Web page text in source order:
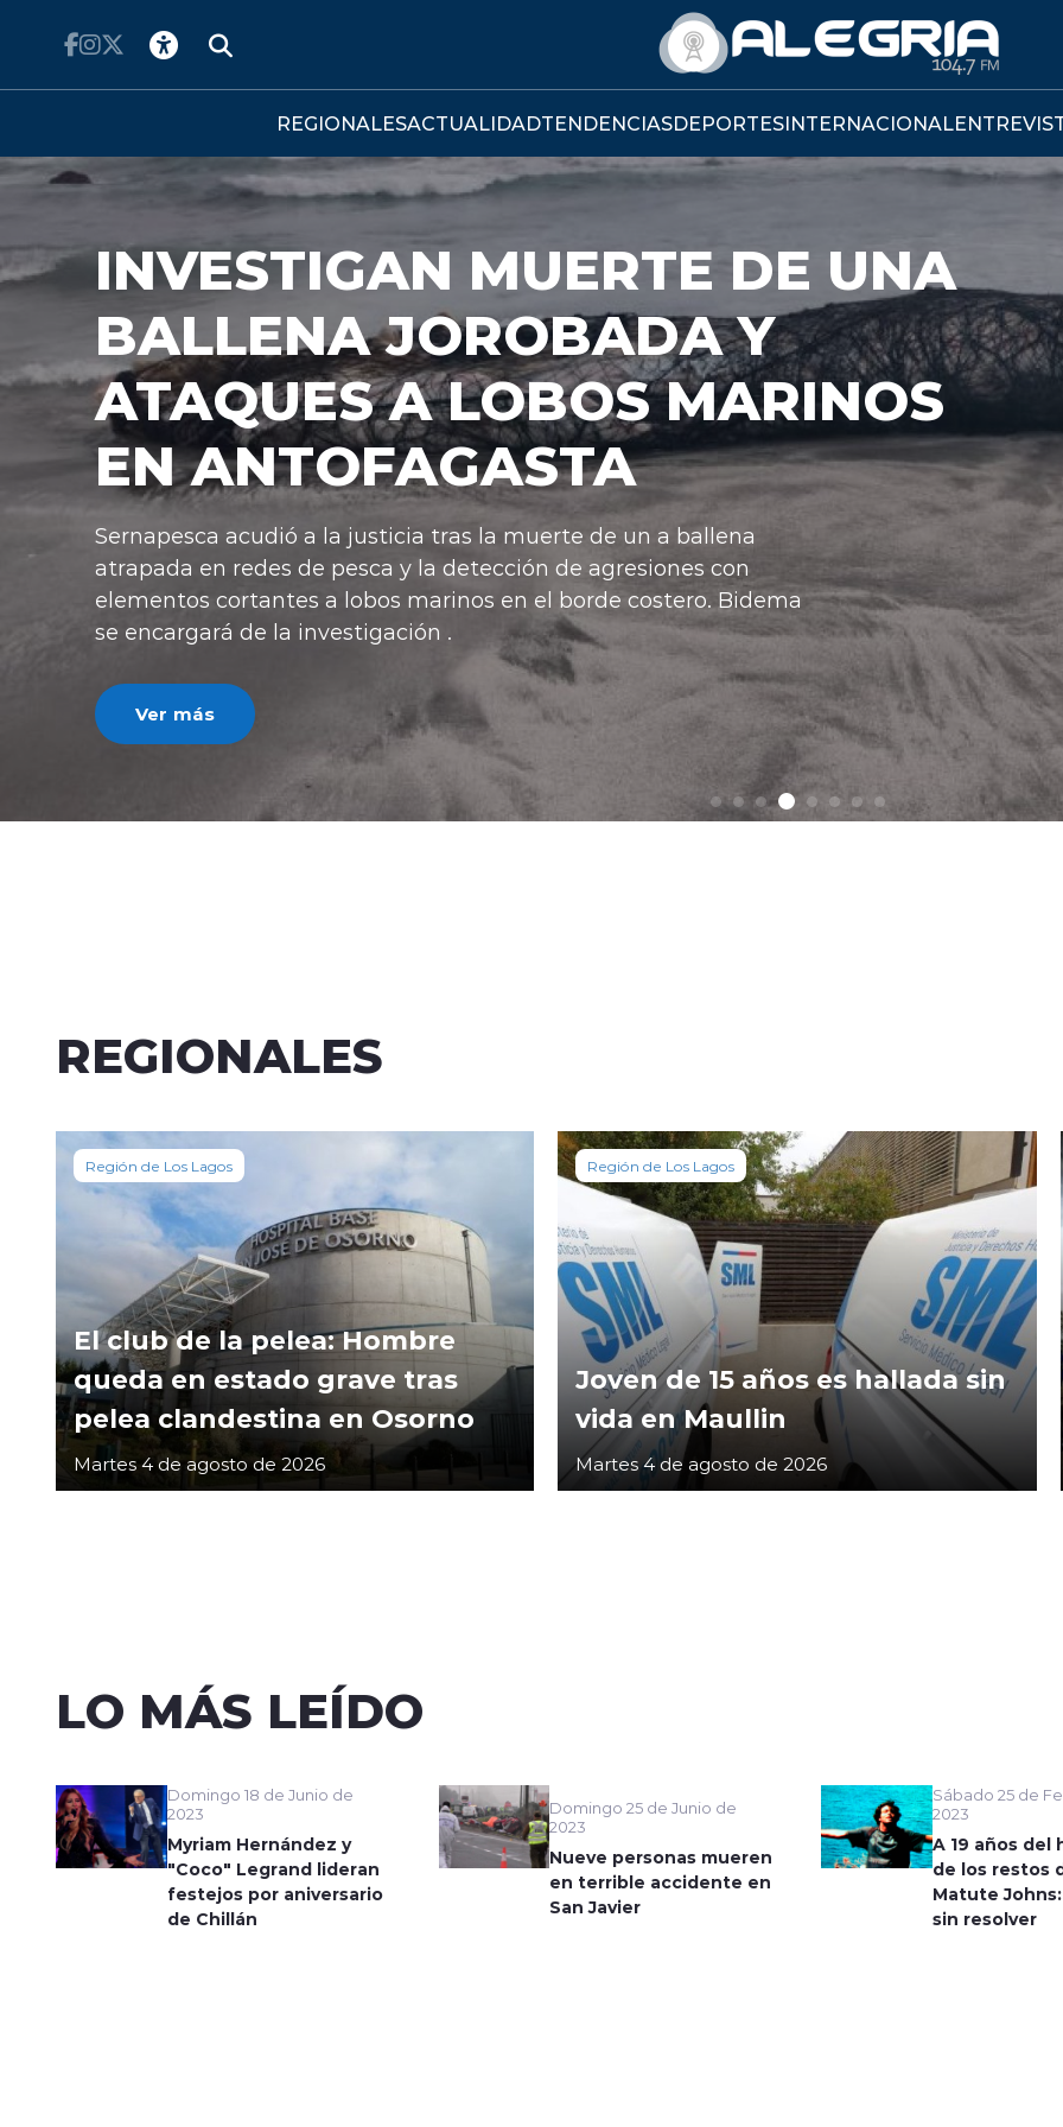
REGIONALESACTUALIDADTENDENCIASDEPORTESINTERNACIONAL
MUERTE DE UNA
JOROBADA Y
A LOBOS MARINOS
a la justicia tras la muerte de un a ballena
de pesca y la detección de agresiones con
a lobos marinos en el borde costero. Bidema
investigación .
REGIONALES
Región de Los Lagos
El club de la pelea: Hombre
queda en estado grave tras
pelea clandestina en Osorno
Martes 4 de agosto de 2026
Región de Los Lagos
Joven de 15 años es hallada sin
vida en Maullin
Martes 4 de agosto de 2026
LO MÁS LEÍDO
Domingo 18 de Junio de
2023
Myriam Hernández y
"Coco" Legrand lideran
festejos por aniversario
de Chillán
Domingo 25 de Junio de
2023
Nueve personas mueren
en terrible accidente en
San Javier
Sábado 25 de
2023
A 19 años del
de los restos
Matute
sin resolver